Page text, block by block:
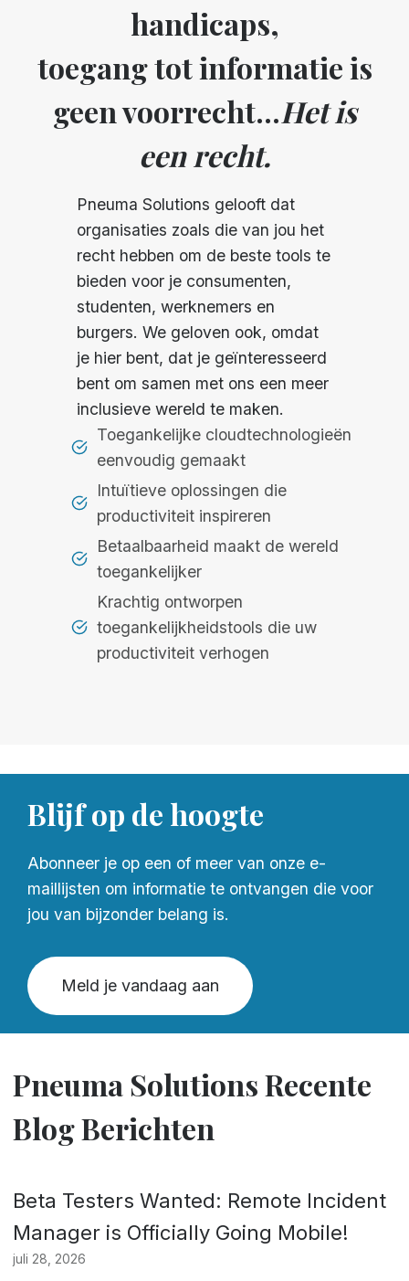
handicaps,
toegang tot informatie is
geen voorrecht...Het is
een recht.
Pneuma Solutions gelooft dat
organisaties zoals die van jou het
recht hebben om de beste tools te
bieden voor je consumenten,
studenten, werknemers en
burgers. We geloven ook, omdat
je hier bent, dat je geïnteresseerd
bent om samen met ons een meer
inclusieve wereld te maken.
Toegankelijke cloudtechnologieën
eenvoudig gemaakt
Intuïtieve oplossingen die
productiviteit inspireren
Betaalbaarheid maakt de wereld
toegankelijker
Krachtig ontworpen
toegankelijkheidstools die uw
productiviteit verhogen
Blijf op de hoogte
Abonneer je op een of meer van onze e-
maillijsten om informatie te ontvangen die voor
jou van bijzonder belang is.
Meld je vandaag aan
Pneuma Solutions Recente
Blog Berichten
Beta Testers Wanted: Remote Incident
Manager is Officially Going Mobile!
juli 28, 2026